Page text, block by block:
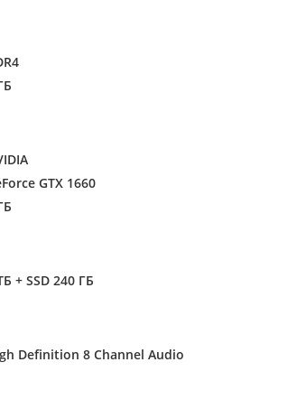
GTX 1660
+ SSD 240 ГБ
Definition 8 Channel Audio